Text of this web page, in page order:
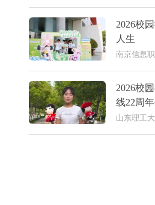
2026校
人生
南京信息
2026校
线22周
山东理工